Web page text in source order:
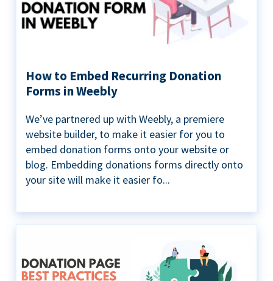
How to Embed Recurring Donation
Forms in Weebly
We’ve partnered up with Weebly, a premiere
website builder, to make it easier for you to
embed donation forms onto your website or
blog. Embedding donations forms directly onto
your site will make it easier fo...